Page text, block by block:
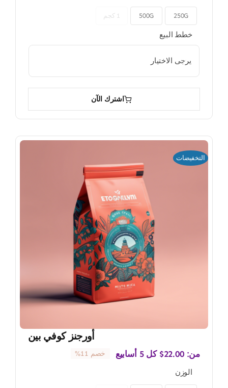
250G
500G 1 كجم
خطط البيع

اشترك الآن
التخفيضات
أورجنز كوفي بين
من: $22.00 كل 5 أسابيع خصم 11%
الوزن